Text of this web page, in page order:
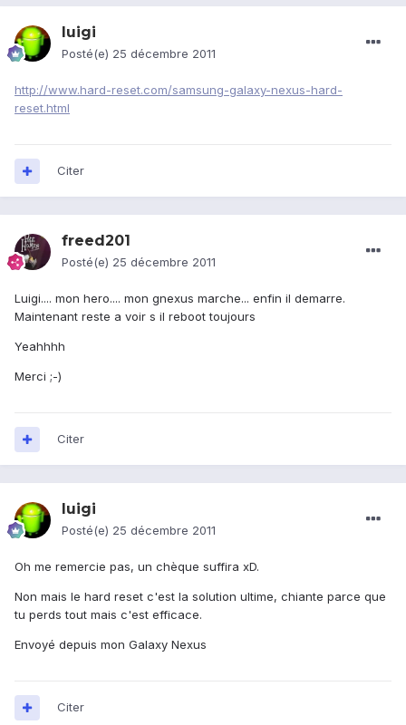
luigi
Posté(e) 25 décembre 2011
http://www.hard-reset.com/samsung-galaxy-nexus-hard-
reset.html
Citer
freed201
Posté(e) 25 décembre 2011
Luigi.... mon hero.... mon gnexus marche... enfin il demarre.
Maintenant reste a voir s il reboot toujours
Yeahhhh
Merci ;-)
Citer
luigi
Posté(e) 25 décembre 2011
Oh me remercie pas, un chèque suffira xD.
Non mais le hard reset c'est la solution ultime, chiante parce que
tu perds tout mais c'est efficace.
Envoyé depuis mon Galaxy Nexus
Citer